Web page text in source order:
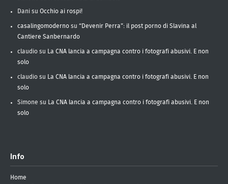
Dani su Occhio ai rospi!
casalingomoderno su “Devenir Perra”: il post porno di Slavina al
Cantiere Sanbernardo
claudio su
La CNA lancia a campagna contro i fotografi abusivi. E non
solo
claudio su
La CNA lancia a campagna contro i fotografi abusivi. E non
solo
Simone su
La CNA lancia a campagna contro i fotografi abusivi. E non
solo
Info
Home